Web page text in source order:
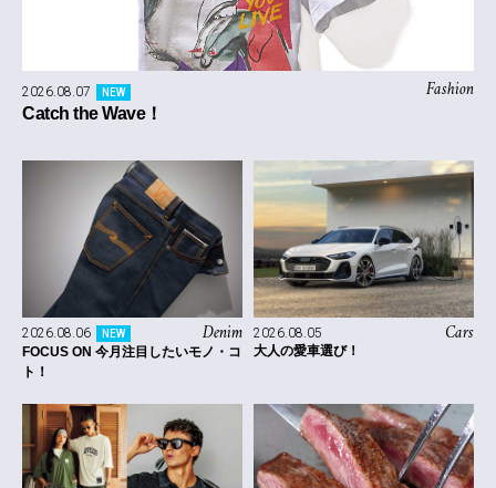
Fashion
2026.08.07 NEW
Catch the Wave！
Denim
2026.08.06 NEW
FOCUS ON 今月注目したいモノ・コ
ト！
Cars
2026.08.05
大人の愛車選び！